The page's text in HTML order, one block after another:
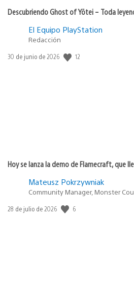
Descubriendo Ghost of Yōtei – Toda
El Equipo PlayStation
Redacción
Fecha
30 de junio de 2026 12
Hoy se lanza la demo de Flamecraft, que
Mateusz Pokrzywniak
Community Manager, Monster
Fecha
28 de julio de 2026 6